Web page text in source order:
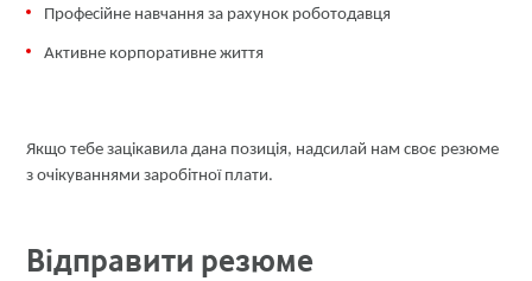
Професійне навчання за рахунок роботодавця
Активне корпоративне життя
Якщо тебе зацікавила дана позиція, надсилай нам своє резюме
з очікуваннями заробітної плати.
Відправити резюме